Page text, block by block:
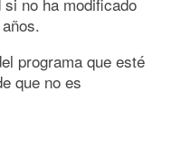
programa que esté
que no es